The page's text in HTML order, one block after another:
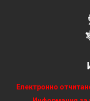
Електронно